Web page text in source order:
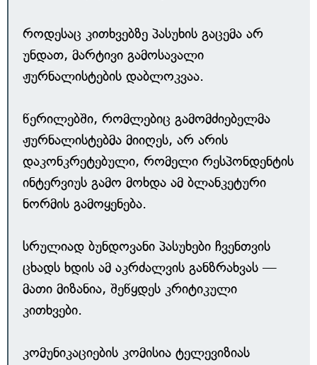
როდესაც კითხვებზე პასუხის გაცემა არ
უნდათ, მარტივი გამოსავალი
ჟურნალისტების დაბლოკვაა.
წერილებში, რომლებიც გამომძიებელმა
ჟურნალისტებმა მიიღეს, არ არის
დაკონკრეტებული, რომელი რესპონდენტის
ინტერვიუს გამო მოხდა ამ ბლანკეტური
ნორმის გამოყენება.
სრულიად ბუნდოვანი პასუხები ჩვენთვის
ცხადს ხდის ამ აკრძალვის განზრახვას —
მათი მიზანია, შეწყდეს კრიტიკული
კითხვები.
კომუნიკაციების კომისია ტელევიზიას